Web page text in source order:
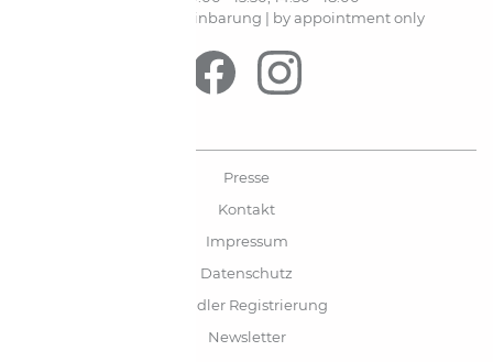
Sa. nur nach Vereinbarung | by appointment only
Presse
Kontakt
Impressum
Datenschutz
Händler Registrierung
Newsletter